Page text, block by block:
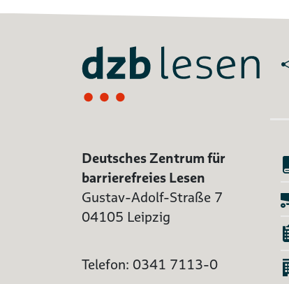
Deutsches Zentrum für
barrierefreies Lesen
Gustav-Adolf-Straße 7
04105 Leipzig
Telefon: 0341 7113-0